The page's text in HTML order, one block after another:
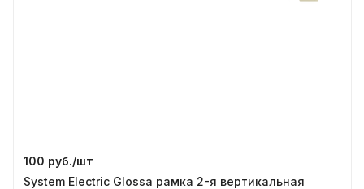
100 руб./шт
System Electric Glossa рамка 2-я вертикальная